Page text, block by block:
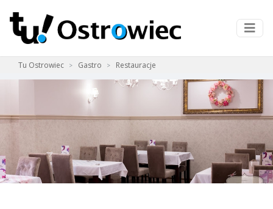
Tu Ostrowiec Gastro Restauracje